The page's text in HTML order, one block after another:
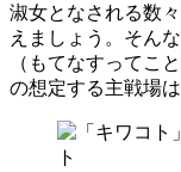
淑女となされる数
えましょう。そん
（もてなすってこ
の想定する主戦場は